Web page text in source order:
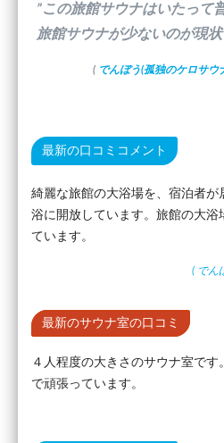
”この旅館サウナはいたって
旅館サウナが少ないのが現状
( でんぼう(孤独のケロサウ
最新の口コミコメント
綺麗な旅館の大浴場を、宿泊者が
浴に開放しています。旅館の大浴
ています。
( でん
最新のサウナ室の口コミ
４人程度の大きさのサウナ室で
で頑張っています。